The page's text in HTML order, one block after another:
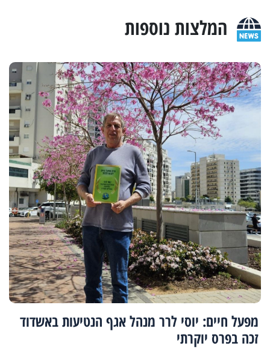
המלצות נוספות
מפעל חיים: יוסי לרר מנהל אגף הנטיעות באשדוד
זכה בפרס יוקרתי